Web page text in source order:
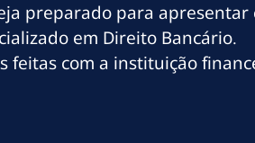
preparado para apresentar
em Direito Bancário.
feitas com a instituição